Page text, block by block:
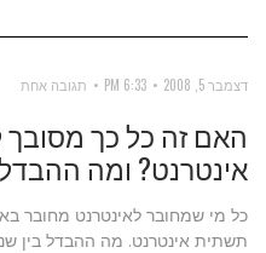
דצמבר 5, 2008 6:33 PM תגובה אחת
האם זה כל כך
אינטרנט? ומה
כל מי שמחובר לאינטרנט מחובר
תשתית אינטרנט. מה ההבדל בין